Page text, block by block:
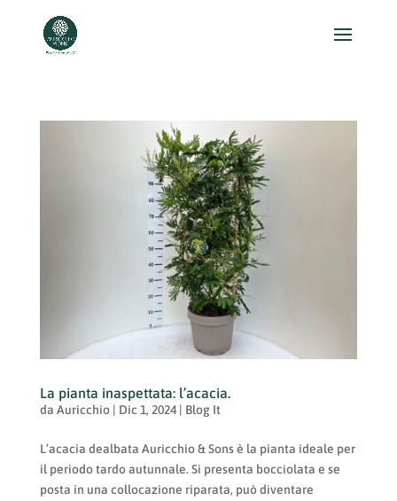
La pianta inaspettata: l’acacia.
da Auricchio| Dic 1, 2024| Blog It
L’acacia dealbata Auricchio & Sons è la pianta ideale per
il periodo tardo autunnale. Si presenta bocciolata e se
posta in una collocazione riparata, può diventare